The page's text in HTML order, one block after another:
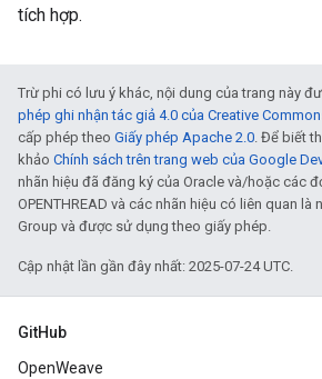
tích hợp.
Trừ phi có lưu ý khác, nội dung của trang này
phép ghi nhận tác giả 4.0 của Creative
cấp phép theo Giấy phép Apache 2.0. Để biết
khảo Chính sách trên trang web của Google
nhãn hiệu đã đăng ký của Oracle và/hoặc các
OPENTHREAD và các nhãn hiệu có liên quan là
Group và được sử dụng theo giấy phép.
Cập nhật lần gần đây nhất: 2025-07-24 UTC.
GitHub
OpenWeave